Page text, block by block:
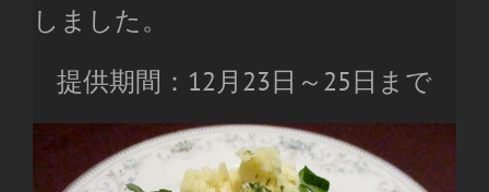
しました。
提供期間：12月23日～25日まで